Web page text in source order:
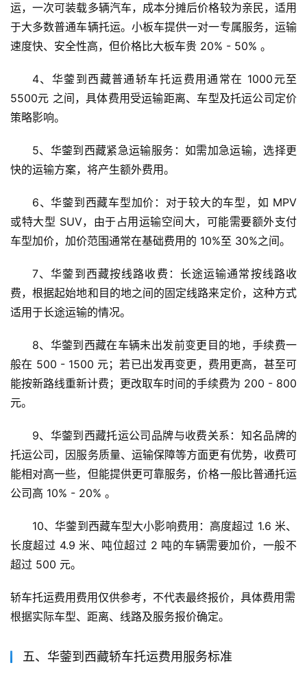
运，一次可装载多辆汽车，成本分摊后价格较为亲民，适用
于大多数普通车辆托运。小板车提供一对一专属服务，运输
速度快、安全性高，但价格比大板车贵 20% - 50% 。
4、华蓥到西藏普通轿车托运费用通常在 1000元至
5500元 之间，具体费用受运输距离、车型及托运公司定价
策略影响。
5、华蓥到西藏紧急运输服务：如需加急运输，选择更
快的运输方案，将产生额外费用。
6、华蓥到西藏车型加价：对于较大的车型，如 MPV
或特大型 SUV，由于占用运输空间大，可能需要额外支付
车型加价，加价范围通常在基础费用的 10%至 30%之间。
7、华蓥到西藏按线路收费：长途运输通常按线路收
费，根据起始地和目的地之间的固定线路来定价，这种方式
适用于长途运输的情况。
8、华蓥到西藏在车辆未出发前变更目的地，手续费一
般在 500 - 1500 元；若已出发再变更，费用更高，甚至可
能按新路线重新计费；更改取车时间的手续费为 200 - 800
元。
9、华蓥到西藏托运公司品牌与收费关系：知名品牌的
托运公司，因服务质量、运输保障等方面更有优势，收费可
能相对高一些，但能提供更可靠服务，价格一般比普通托运
公司高 10% - 20% 。
10、华蓥到西藏车型大小影响费用：高度超过 1.6 米、
长度超过 4.9 米、吨位超过 2 吨的车辆需要加价，一般不
超过 500 元。
轿车托运费用费用仅供参考，不代表最终报价，具体费用需
根据实际车型、距离、线路及服务报价确定。
五、华蓥到西藏轿车托运费用服务标准